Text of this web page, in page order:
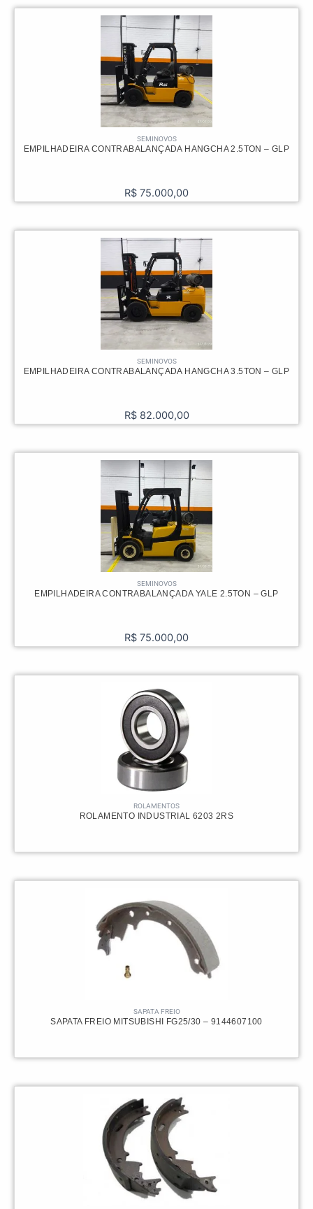
SEMINOVOS
EMPILHADEIRA CONTRABALANÇADA HANGCHA 2.5TON – GLP
R$ 75.000,00
SEMINOVOS
EMPILHADEIRA CONTRABALANÇADA HANGCHA 3.5TON – GLP
R$82.000,00
SEMINOVOS
EMPILHADEIRA CONTRABALANÇADA YALE 2.5TON – GLP
R$ 75.000,00
ROLAMENTOS
ROLAMENTO INDUSTRIAL 6203 2RS
SAPATA FREIO
SAPATA FREIO MITSUBISHI FG25/30 – 9144607100